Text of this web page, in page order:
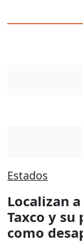
Estados
Localizan
Taxco y
como